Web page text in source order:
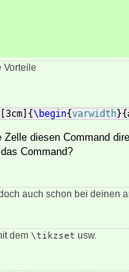
Vorteile
3cm {\begin{varwidth}{
diesen Command
Command?
auch schon bei deinen
dem \tikzset usw.